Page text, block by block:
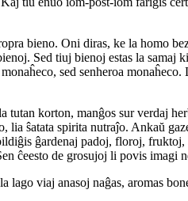
bieno. Oni diras, ke la homo
Sed tiuj bienoj estas la
sed senheroa monaĥeco.
korton, manĝos sur verdaj
ŝatata spirita nutraĵo. Ankaŭ
ĝardenaj padoj, floroj,
ĉeesto de grosujoj li povis imagi
viaj anasoj naĝas, aromas